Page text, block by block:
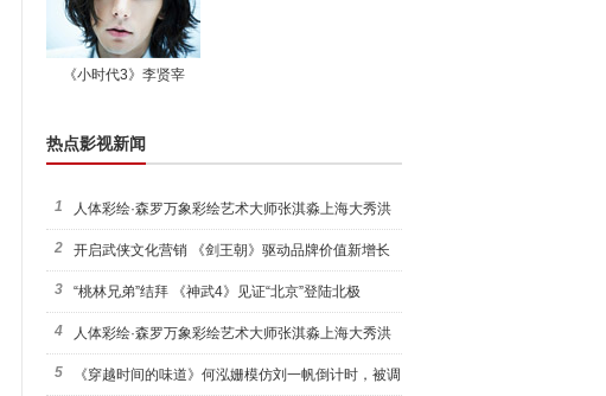
《小时代3》李贤宰
热点影视新闻
1 人体彩绘·森罗万象彩绘艺术大师张淇淼上海大秀洪
荒宇宙
2 开启武侠文化营销 《剑王朝》驱动品牌价值新增长
3 “桃林兄弟”结拜 《神武4》见证“北京”登陆北极
4 人体彩绘·森罗万象彩绘艺术大师张淇淼上海大秀洪
荒宇宙
5 《穿越时间的味道》何泓姗模仿刘一帆倒计时，被调